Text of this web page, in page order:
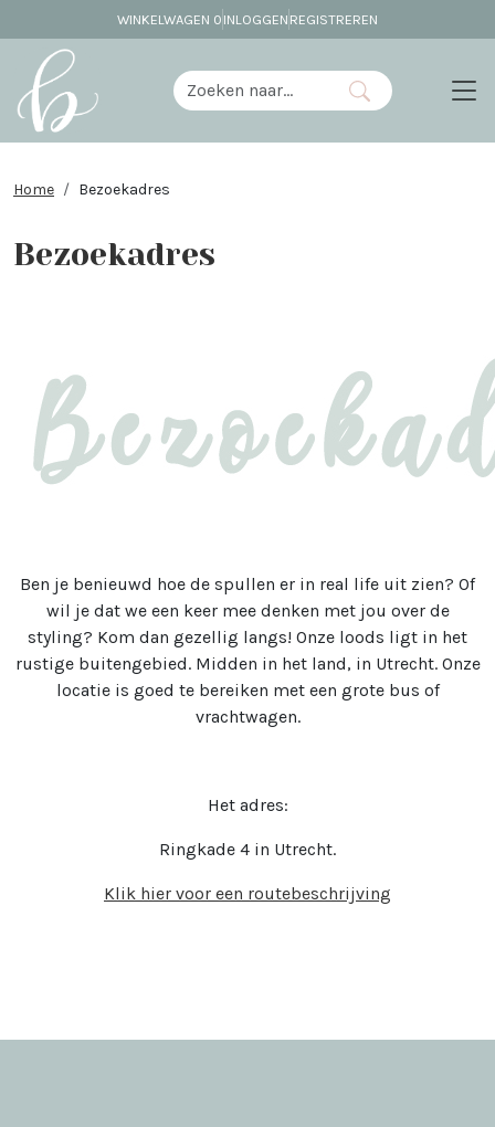
WINKELWAGEN 0 INLOGGEN REGISTREREN
Home Bezoekadres
Bezoekadres
Ben je benieuwd hoe de spullen er in real life uit zien? Of
wil je dat we een keer mee denken met jou over de
styling? Kom dan gezellig langs! Onze loods ligt in het
rustige buitengebied. Midden in het land, in Utrecht. Onze
locatie is goed te bereiken met een grote bus of
vrachtwagen.
Het adres:
Ringkade 4 in Utrecht.
Klik hier voor een routebeschrijving